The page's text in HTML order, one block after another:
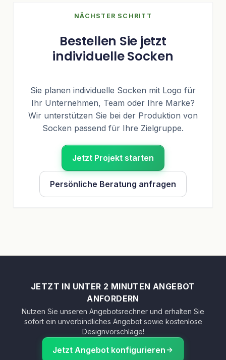
NÄCHSTER SCHRITT
Bestellen Sie jetzt
individuelle Socken
Sie planen individuelle Socken mit Logo für
Ihr Unternehmen, Team oder Ihre Marke?
Wir unterstützen Sie bei der Produktion von
Socken passend für Ihre Zielgruppe.
Jetzt Projekt starten
Persönliche Beratung anfragen
JETZT IN UNTER 2 MINUTEN ANGEBOT
ANFORDERN
Nutzen Sie unseren Angebotsrechner und erhalten Sie
sofort ein unverbindliches Angebot sowie kostenlose
Designvorschläge!
Jetzt Angebot konfigurieren